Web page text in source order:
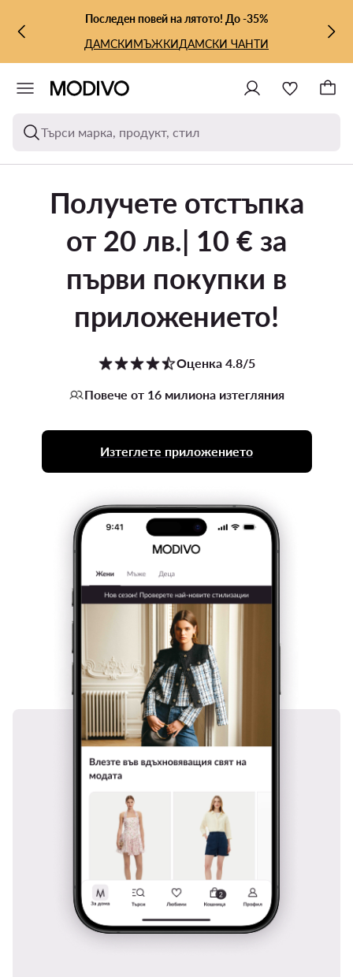
КЪМ ОСНОВНОТО СЪДЪРЖАНИЕ
КЪМ ТЪРСЕНЕПоследен повей на лятото! До -35%
ДАМСКИМЪЖКИДАМСКИ ЧАНТИ
Търси марка, продукт, стил
Получете отстъпка
от 20 лв.| 10 € за
първи покупки в
приложението!
Оценка 4.8/5
Повече от 16 милиона изтегляния
Изтеглете приложението